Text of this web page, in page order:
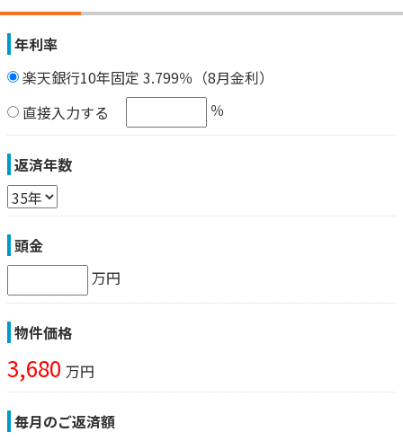
年利率
楽天銀行10年固定 3.799％（8月金利）
直接入力する
％
返済年数
頭金
万円
物件価格
3,680 万円
毎月のご返済額